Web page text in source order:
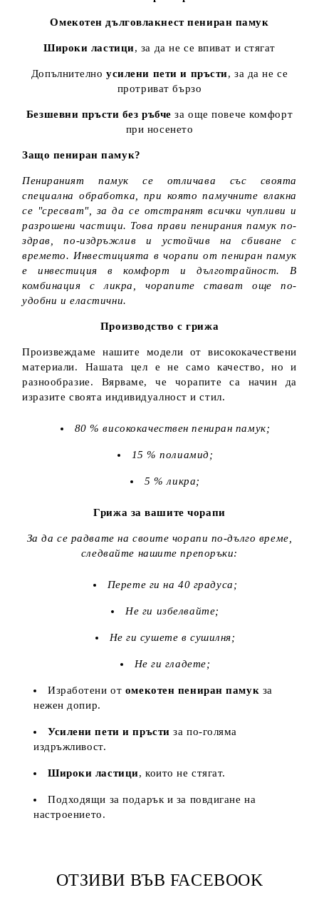
Омекотен дълговлакнест пениран памук
Широки ластици, за да не се впиват и стягат
Допълнителноусилени пети и пръсти, за да не се
протриват бързо
Безшевни пръсти без ръбчеза още повече комфорт
при носенето
Защо пениран памук?
Пенираният памук се отличава със своята
специална обработка, при която памучните влакна
се "сресват", за да се отстранят всички чупливи и
разрошени частици. Това прави пенирания памук по-
здрав, по-издръжлив и устойчив на сбиване с
времето. Инвестицията в чорапи от пениран памук
е инвестиция в комфорт и дълготрайност. В
комбинация с ликра, чорапите стават още по-
удобни и еластични.
Производство с грижа
Произвеждаме нашите модели от висококачествени
материали. Нашата цел е не само качество, но и
разнообразие. Вярваме, че чорапите са начин да
изразите своята индивидуалност и стил.
80 % висококачествен пениран памук;
15 % полиамид;
5 % ликра;
Грижа за вашите чорапи
За да се радвате на своите чорапи по-дълго време,
следвайте нашите препоръки:
Перете ги на 40 градуса;
Не ги избелвайте;
Не ги сушете в сушилня;
Не ги гладете;
Изработени от омекотен пениран памук за
нежен допир.
Усилени пети и пръсти за по-голяма
издръжливост.
Широки ластици, които не стягат.
Подходящи за подарък и за повдигане на
настроението.
ОТЗИВИ ВЪВ FACEBOOK